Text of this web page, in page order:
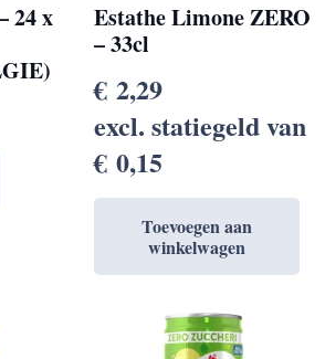
24 x
Estathe Limone ZERO
– 33cl
€ 2,29
excl. statiegeld van
€ 0,15
Toevoegen aan
winkelwagen